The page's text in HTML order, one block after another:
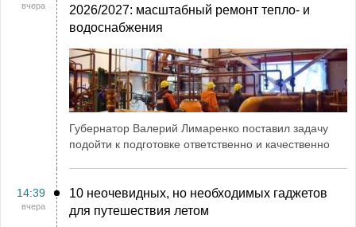
вчера
2026/2027: масштабный ремонт тепло- и
водоснабжения
Губернатор Валерий Лимаренко поставил задачу
подойти к подготовке ответственно и качественно
14:39
вчера
10 неочевидных, но необходимых гаджетов
для путешествия летом